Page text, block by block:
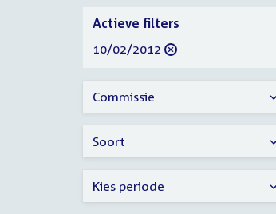
Verfijn
uw
resultaten
Actieve filters
verwijder
10/02/2012
Commissie
Soort
Kies periode